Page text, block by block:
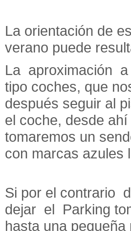
La orientación de
verano puede
La aproximación a
tipo coches, que
después seguir al
el coche, desde
tomaremos un
con marcas azules
Si por el contrario
dejar el Parking
hasta una